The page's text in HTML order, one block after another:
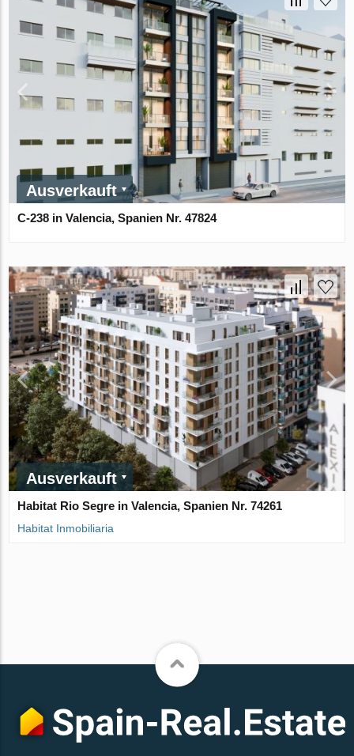
Ausverkauft
C-238 in Valencia, Spanien Nr. 47824
Ausverkauft
Habitat Rio Segre in Valencia, Spanien Nr. 74261
Habitat Inmobiliaria